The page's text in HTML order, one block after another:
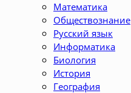
Математика
Обществознание
Русский язык
Информатика
Биология
История
География